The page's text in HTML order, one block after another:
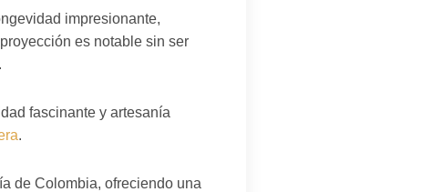
impresionante,
es notable sin ser
fascinante y artesanía
.
de Colombia, ofreciendo una